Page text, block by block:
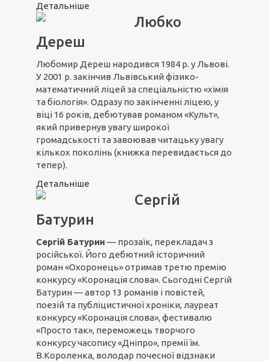
Детальніше
Любко
Дереш
Любомир Дереш народився 1984 р. у Львові.
У 2001 р. закінчив Львівський фізико-
математичний ліцей за спеціальністю «хімія
та біологія». Одразу по закінченні ліцею, у
віці 16 років, дебютував романом «Культ»,
який привернув увагу широкої
громадськості та завоював читацьку увагу
кількох поколінь (книжка перевидається до
тепер).
Детальніше
Сергій
Батурин
Сергій Батурин — прозаїк, перекладач з
російської. Його дебютний історичний
роман «Охоронець» отримав третю премію
конкурсу «Коронація слова». Сьогодні Сергій
Батурин — автор 13 романів і повістей,
поезій та публіцистичної хроніки, лауреат
конкурсу «Коронація слова», фестивалю
«Просто так», переможець творчого
конкурсу часопису «Дніпро», премії їм.
В.Короленка, володар почесної відзнаки